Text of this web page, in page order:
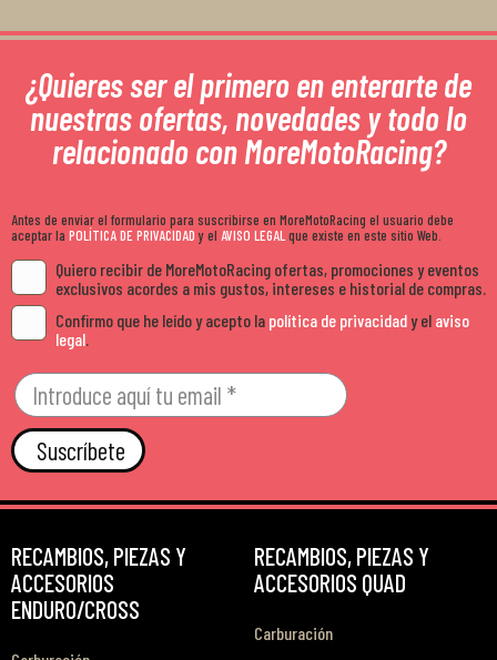
¿Quieres ser el primero en enterarte de
nuestras ofertas, novedades y todo lo
relacionado con MoreMotoRacing?
Antes de enviar el formulario para suscribirse en MoreMotoRacing el usuario debe
aceptar la POLÍTICA DE PRIVACIDADy el AVISO LEGALque existe en este sitio Web.
Quiero recibir de MoreMotoRacing ofertas, promociones y eventos
exclusivos acordes a mis gustos, intereses e historial de compras.
Confirmo que he leído y acepto la política de privacidady el aviso
legal
Suscríbete
RECAMBIOS, PIEZAS Y
ACCESORIOS
ENDURO/CROSS
RECAMBIOS, PIEZAS Y
ACCESORIOS QUAD
Carburación